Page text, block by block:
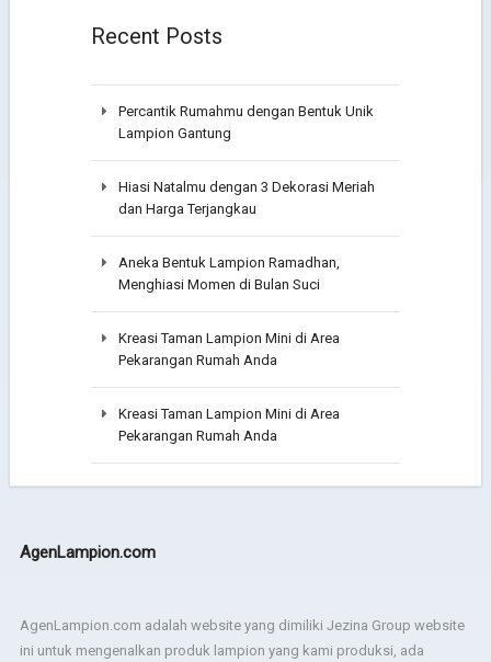
Recent Posts
Percantik Rumahmu dengan Bentuk Unik
Lampion Gantung
Hiasi Natalmu dengan 3 Dekorasi Meriah
dan Harga Terjangkau
Aneka Bentuk Lampion Ramadhan,
Menghiasi Momen di Bulan Suci
Kreasi Taman Lampion Mini di Area
Pekarangan Rumah Anda
Kreasi Taman Lampion Mini di Area
Pekarangan Rumah Anda
AgenLampion.com
AgenLampion.com adalah website yang dimiliki Jezina Group website
ini untuk mengenalkan produk lampion yang kami produksi, ada